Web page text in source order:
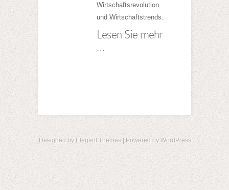
Wirtschaftsrevolution
und Wirtschaftstrends.
Lesen Sie mehr
Designed by Elegant Themes| Powered by WordPress